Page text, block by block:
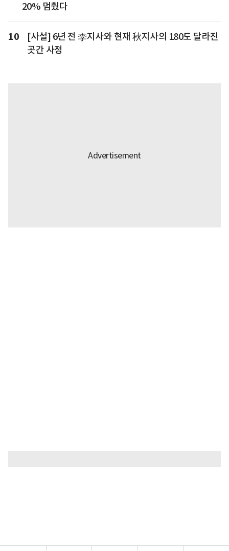
20% 멈췄다
10
[사설] 6년 전 李지사와 현재 秋지사의 180도 달라진
곳간 사정